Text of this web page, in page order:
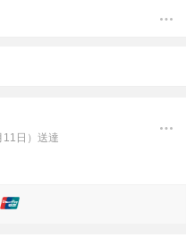
11日）送達